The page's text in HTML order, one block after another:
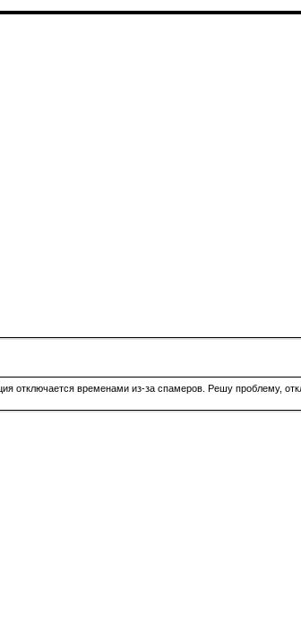
временами из-за спамеров. Решу проблему,